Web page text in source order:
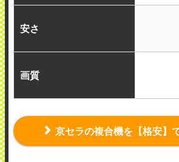
安さ
画質
京セラの複合機を【格安】